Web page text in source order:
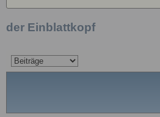
der Einblattkopf